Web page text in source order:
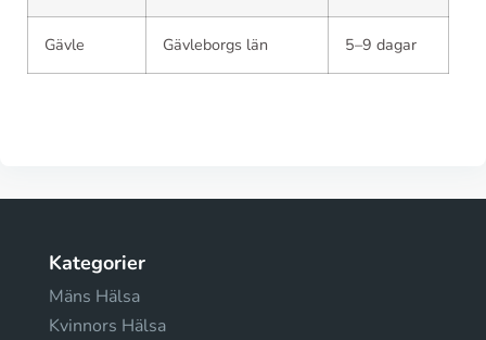
Gävle Gävleborgs län 5–9 dagar
Kategorier
Mäns Hälsa
Kvinnors Hälsa